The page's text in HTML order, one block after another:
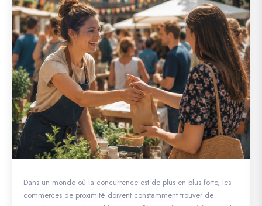
Dans un monde où la concurrence est de plus en plus forte, les
commerces de proximité doivent constamment trouver de